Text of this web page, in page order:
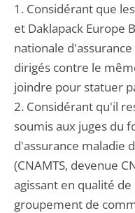
1. Considérant que
et Daklapack Europe
nationale
dirigés contre le
joindre pour statuer
2. Considérant qu'il
soumis aux juges du
d'assurance maladie
(CNAMTS, devenue
agissant en qualité
groupement de